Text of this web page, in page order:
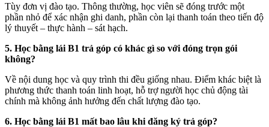
Tùy đơn vị đào tạo. Thông thường, học viên sẽ đóng trước một
phần nhỏ để xác nhận ghi danh, phần còn lại thanh toán theo tiến độ
lý thuyết – thực hành – sát hạch.
5. Học bằng lái B1 trả góp có khác gì so với đóng trọn gói
không?
Về nội dung học và quy trình thi đều giống nhau. Điểm khác biệt là
phương thức thanh toán linh hoạt, hỗ trợ người học chủ động tài
chính mà không ảnh hưởng đến chất lượng đào tạo.
6. Học bằng lái B1 mất bao lâu khi đăng ký trả góp?